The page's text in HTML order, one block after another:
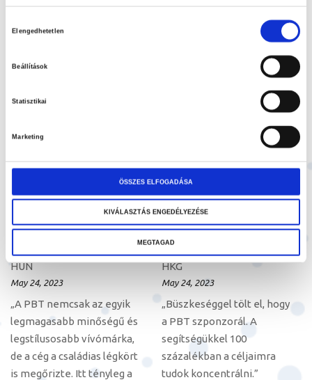
Elengedhetetlen
Beállítások
Statisztikai
Marketing
ÖSSZES ELFOGADÁSA
KIVÁLASZTÁS ENGEDÉLYEZÉSE
MEGTAGAD
unbelievable, and I’m
grateful to have achieved
top quality, super
I’m so happy to be a part of
and their fencing gear is
comfortable, sturdy and
looks good! My success so
HUN
May 24, 2023
„A PBT nemcsak az egyik
legmagasabb minőségű és
legstílusosabb vívómárka,
de a cég a családias légkört
is megőrizte. Itt tényleg a
Cheung Ka Long
HKG
May 24, 2023
„Büszkeséggel tölt el, hogy
a PBT szponzorál. A
segítségükkel 100
százalékban a céljaimra
tudok koncentrálni.”